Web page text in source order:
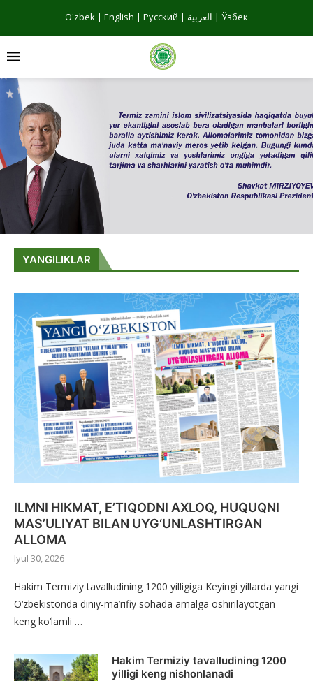
Oʻzbek | English | Русский | العربية | Ўзбек
YANGILIKLAR
ILMNI HIKMAT, E’TIQODNI AXLOQ, HUQUQNI
MAS’ULIYAT BILAN UYG‘UNLASHTIRGAN
ALLOMA
Iyul 30, 2026
Hakim Termiziy tavalludining 1200 yilligiga Keyingi yillarda yangi
O‘zbekistonda diniy-ma’rifiy sohada amalga oshirilayotgan
keng ko‘lamli …
Hakim Termiziy tavalludining 1200
yilligi keng nishonlanadi